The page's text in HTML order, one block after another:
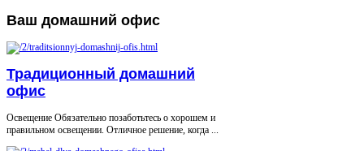
Ваш домашний офис
Традиционный домашний
офис
Освещение Обязательно позаботьтесь о хорошем и
правильном освещении. Отличное решение, когда ...